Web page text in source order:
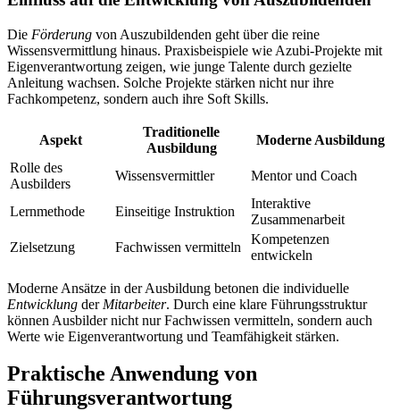
Die Förderung von Auszubildenden geht über die reine
Wissensvermittlung hinaus. Praxisbeispiele wie Azubi-Projekte mit
Eigenverantwortung zeigen, wie junge Talente durch gezielte
Anleitung wachsen. Solche Projekte stärken nicht nur ihre
Fachkompetenz, sondern auch ihre Soft Skills.
Aspekt
Traditionelle
Ausbildung
Moderne Ausbildung
Rolle des
Ausbilders
Wissensvermittler Mentor und Coach
Lernmethode Einseitige Instruktion
Interaktive
Zusammenarbeit
Zielsetzung
Fachwissen vermitteln
Kompetenzen
entwickeln
Moderne Ansätze in der Ausbildung betonen die individuelle
Entwicklung der Mitarbeiter. Durch eine klare Führungsstruktur
können Ausbilder nicht nur Fachwissen vermitteln, sondern auch
Werte wie Eigenverantwortung und Teamfähigkeit stärken.
Praktische Anwendung von
Führungsverantwortung